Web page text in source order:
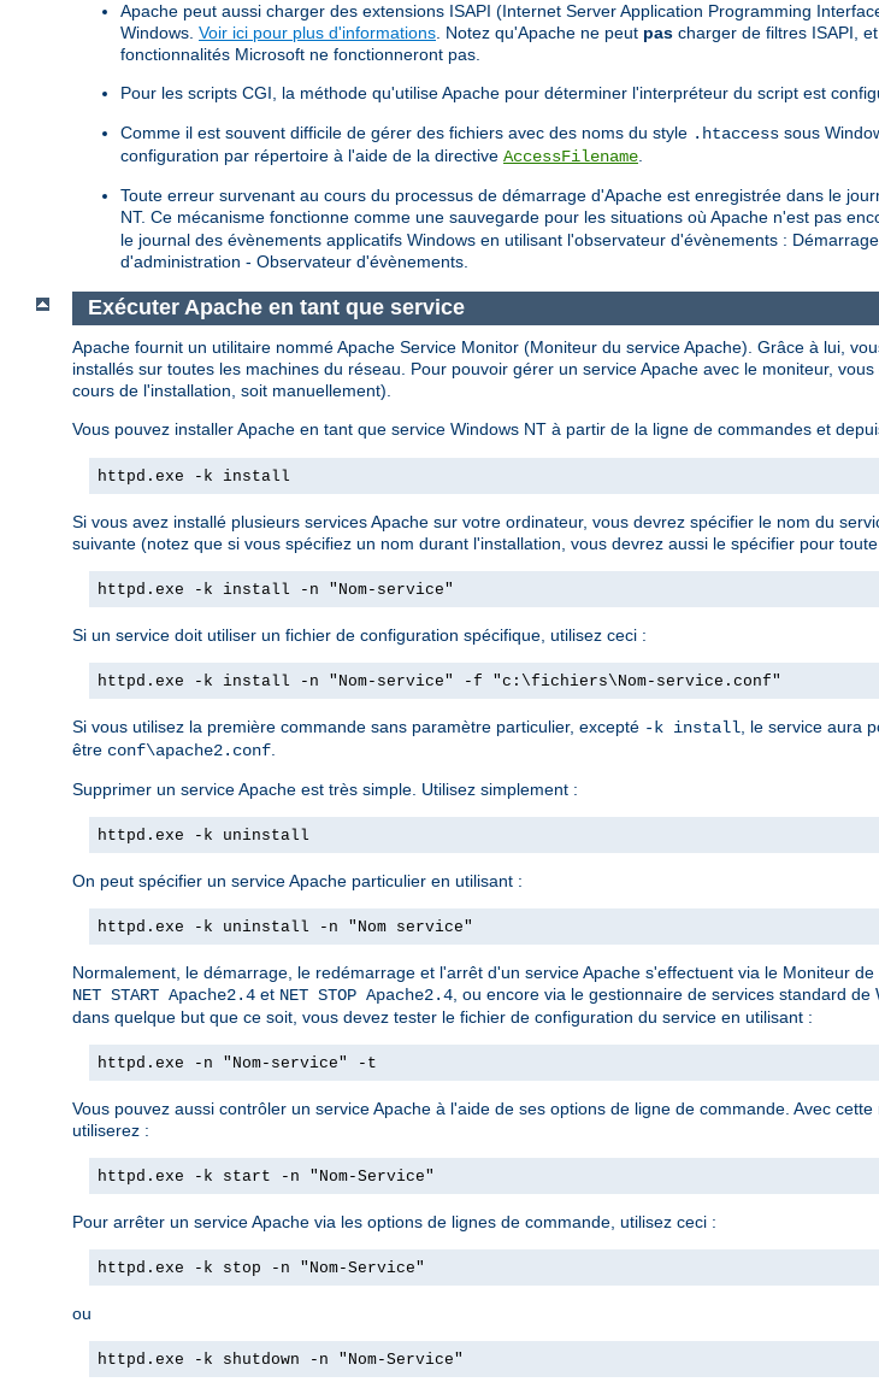
Apache peut aussi charger des extensions ISAPI (Internet Server Application Programming
Windows. Voir ici pour plus d'informations. Notez qu'Apache ne peut pas charger de filtres ISAPI,
fonctionnalités Microsoft ne fonctionneront pas.
Pour les scripts CGI, la méthode qu'utilise Apache pour déterminer l'interpréteur du script est
Comme il est souvent difficile de gérer des fichiers avec des noms du style .htaccess sous
configuration par répertoire à l'aide de la directive AccessFilename.
Toute erreur survenant au cours du processus de démarrage d'Apache est enregistrée dans le
NT. Ce mécanisme fonctionne comme une sauvegarde pour les situations où Apache n'est pas
le journal des évènements applicatifs Windows en utilisant l'observateur d'évènements :
d'administration - Observateur d'évènements.
Exécuter Apache en tant que service
Apache fournit un utilitaire nommé Apache Service Monitor (Moniteur du service Apache). Grâce à lui,
installés sur toutes les machines du réseau. Pour pouvoir gérer un service Apache avec le moniteur,
cours de l'installation, soit manuellement).
Vous pouvez installer Apache en tant que service Windows NT à partir de la ligne de commandes et
httpd.exe -k install
Si vous avez installé plusieurs services Apache sur votre ordinateur, vous devrez spécifier le nom du
suivante (notez que si vous spécifiez un nom durant l'installation, vous devrez aussi le spécifier pour
httpd.exe -k install -n "Nom-service"
Si un service doit utiliser un fichier de configuration spécifique, utilisez ceci :
httpd.exe -k install -n "Nom-service" -f "c:\fichiers\Nom-service.conf"
Si vous utilisez la première commande sans paramètre particulier, excepté -k install , le service aura
être conf\apache2.conf
Supprimer un service Apache est très simple. Utilisez simplement :
httpd.exe -k uninstall
On peut spécifier un service Apache particulier en utilisant :
httpd.exe -k uninstall -n "Nom service"
Normalement, le démarrage, le redémarrage et l'arrêt d'un service Apache s'effectuent via le Moniteur
NET START Apache2.4 et NET STOP Apache2.4 , ou encore via le gestionnaire de services standard
dans quelque but que ce soit, vous devez tester le fichier de configuration du service en utilisant :
httpd.exe -n "Nom-service" -t
Vous pouvez aussi contrôler un service Apache à l'aide de ses options de ligne de commande. Avec
utiliserez :
httpd.exe -k start -n "Nom-Service"
Pour arrêter un service Apache via les options de lignes de commande, utilisez ceci :
httpd.exe -k stop -n "Nom-Service"
ou
httpd.exe -k shutdown -n "Nom-Service"